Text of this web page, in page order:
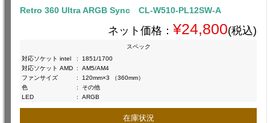
Retro 360 Ultra ARGB Sync CL-W510-PL12SW-A
ネット価格： ¥24,800(税込)
スペック
対応ソケット intel
:
1851/1700
対応ソケット AMD :
AM5/AM4
ファンサイズ
:
120mm×3 （360mm）
色
:
その他
LED
: ARGB
在庫状況